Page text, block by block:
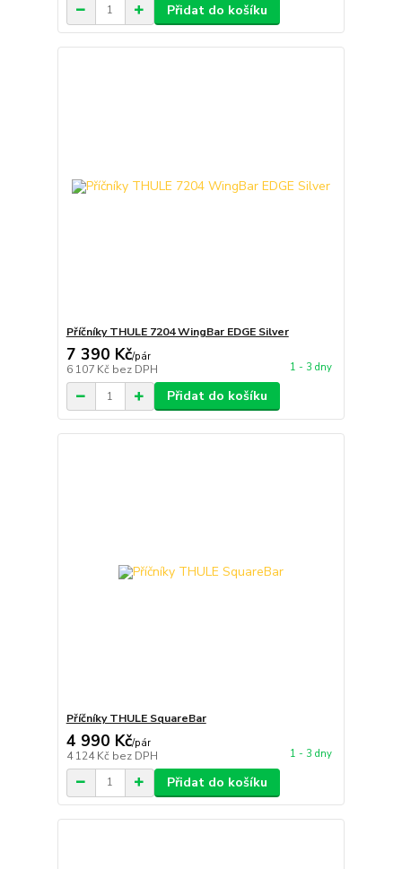
Přidat do košíku
Příčníky THULE 7204 WingBar EDGE Silver
7 390 Kč/pár
6 107 Kč bez DPH 1 - 3 dny
Přidat do košíku
Příčníky THULE SquareBar
4 990 Kč/pár
4 124 Kč bez DPH 1 - 3 dny
Přidat do košíku